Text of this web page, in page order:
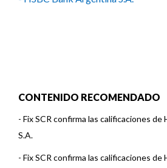
CONTENIDO RECOMENDADO
- Fix SCR confirma las calificaciones de
S.A.
- Fix SCR confirma las calificaciones de